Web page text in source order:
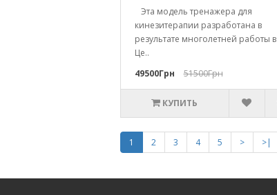
Эта модель тренажера для
кинезитерапии разработана в
результате многолетней работы в
Це..
49500Грн
51500Грн
КУПИТЬ
1 2 3 4 5 > >|